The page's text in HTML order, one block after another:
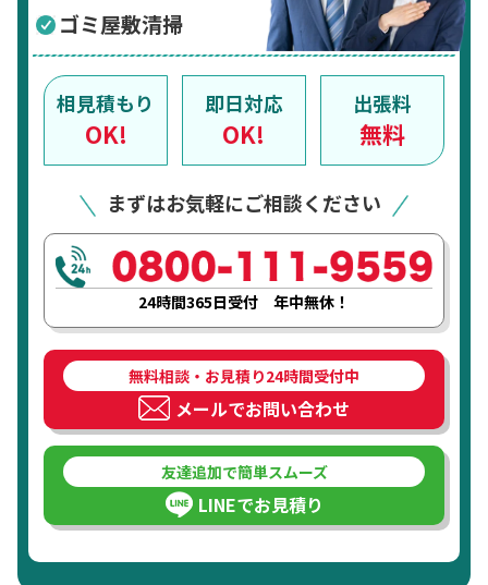
ゴミ屋敷清掃
相見積もり
OK!
即日対応
OK!
出張料
無料
まずはお気軽にご相談ください
24時間365日受付 年中無休！
無料相談・お見積り24時間受付中
メールでお問い合わせ
友達追加で簡単スムーズ
LINEでお見積り